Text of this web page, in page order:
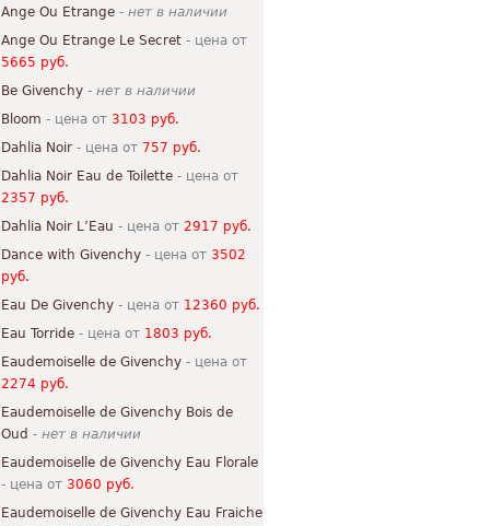
Ange Ou Etrange - нет в наличии
Ange Ou Etrange Le Secret - цена от
5665 руб.
Be Givenchy - нет в наличии
Bloom - цена от 3103 руб.
Dahlia Noir - цена от 757 руб.
Dahlia Noir Eau de Toilette - цена от
2357 руб.
Dahlia Noir L’Eau - цена от 2917 руб.
Dance with Givenchy - цена от 3502
руб.
Eau De Givenchy - цена от 12360 руб.
Eau Torride - цена от 1803 руб.
Eaudemoiselle de Givenchy - цена от
2274 руб.
Eaudemoiselle de Givenchy Bois de
Oud - нет в наличии
Eaudemoiselle de Givenchy Eau Florale
- цена от 3060 руб.
Eaudemoiselle de Givenchy Eau Fraiche